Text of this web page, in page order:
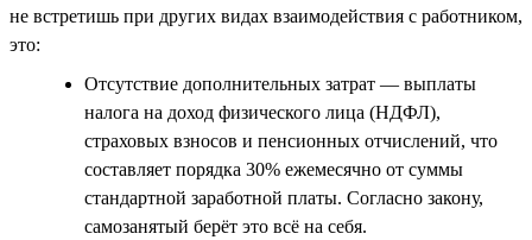
не встретишь при других видах взаимодействия с работником,
это:
Отсутствие дополнительных затрат — выплаты
налога на доход физического лица (НДФЛ),
страховых взносов и пенсионных отчислений, что
составляет порядка 30% ежемесячно от суммы
стандартной заработной платы. Согласно закону,
самозанятый берёт это всё на себя.